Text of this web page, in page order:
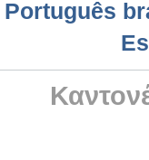
Português